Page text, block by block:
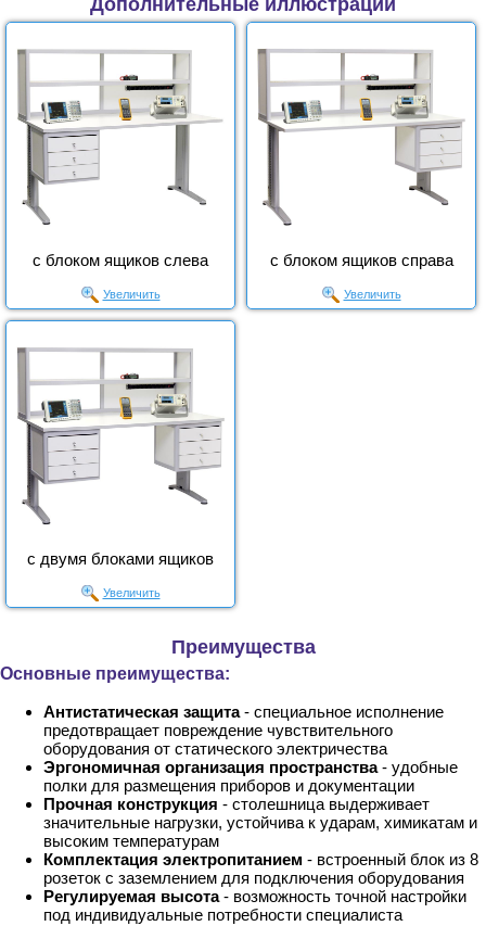
Дополнительные иллюстрации
с блоком ящиков слева
Увеличить
с блоком ящиков справа
Увеличить
с двумя блоками ящиков
Увеличить
Преимущества
Основные преимущества:
Антистатическая защита- специальное исполнение
предотвращает повреждение чувствительного
оборудования от статического электричества
Эргономичная организация пространства- удобные
полки для размещения приборов и документации
Прочная конструкция - столешница выдерживает
значительные нагрузки, устойчива к ударам, химикатам и
высоким температурам
Комплектация электропитанием - встроенный блок из 8
розеток с заземлением для подключения оборудования
Регулируемая высота- возможность точной настройки
под индивидуальные потребности специалиста